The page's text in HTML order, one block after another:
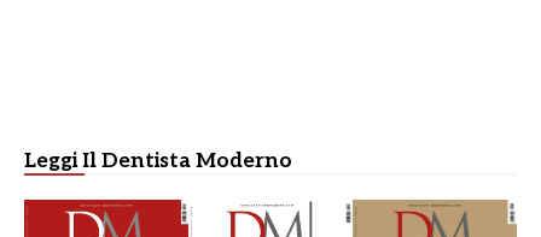
Leggi Il Dentista Moderno